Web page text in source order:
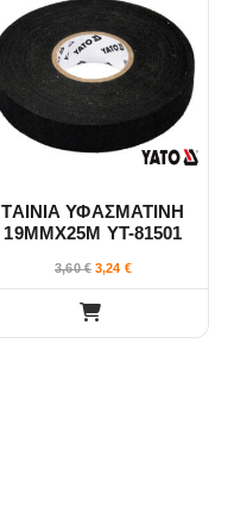
ΤΑΙΝΙΑ ΥΦΑΣΜΑΤΙΝΗ
19ΜΜΧ25Μ YT-81501
3,60€ 3,24 €